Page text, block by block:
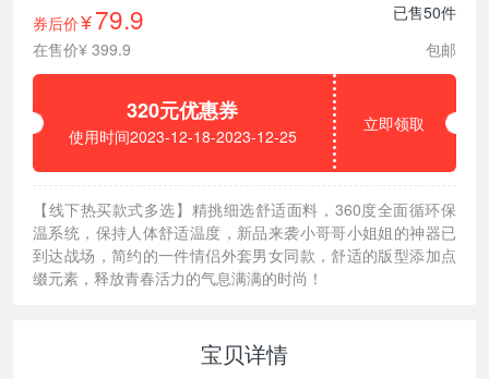
券后价¥ 79.9
已售50件
在售价¥ 399.9
包邮
320元优惠券
使用时间2023-12-18-2023-12-25
立即领取
【线下热买款式多选】精挑细选舒适面料，360度全面循环保
温系统，保持人体舒适温度，新品来袭小哥哥小姐姐的神器已
到达战场，简约的一件情侣外套男女同款，舒适的版型添加点
缀元素，释放青春活力的气息满满的时尚！
宝贝详情